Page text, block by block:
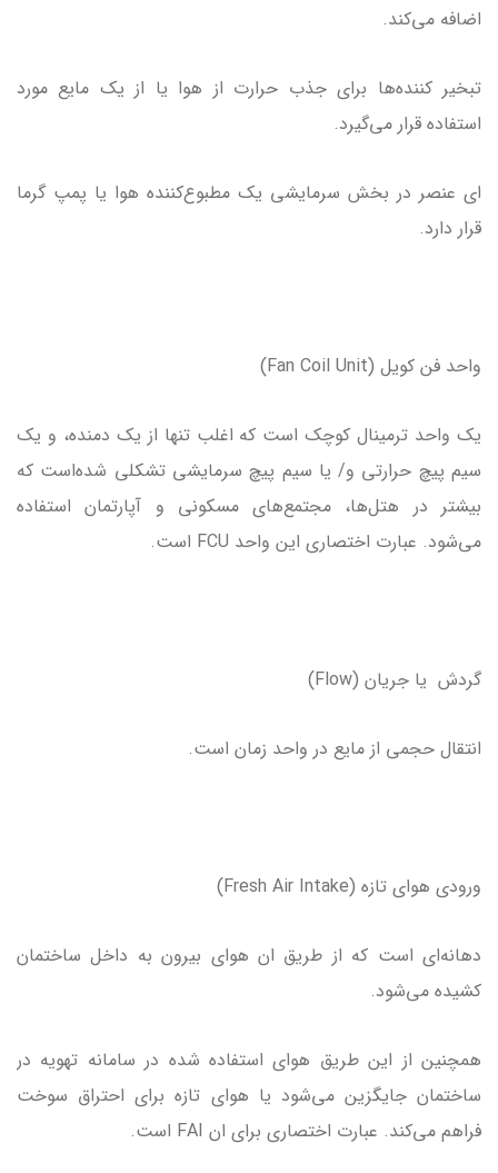
اضافه می‌کند.
تبخیر کننده‌ها برای جذب حرارت از هوا یا از یک مایع مورد
استفاده قرار می‌گیرد.
ای عنصر در بخش سرمایشی یک مطبوع‌کننده هوا یا پمپ گرما
قرار دارد.
واحد فن کویل (Fan Coil Unit)
یک واحد ترمینال کوچک است که اغلب تنها از یک دمنده، و یک
سیم پیچ حرارتی و/ یا سیم پیچ سرمایشی تشکلی شده‌است که
بیشتر در هتل‌ها، مجتمع‌های مسکونی و آپارتمان استفاده
می‌شود. عبارت اختصاری این واحد FCU است.
گردش یا جریان (Flow)
انتقال حجمی از مایع در واحد زمان است.
ورودی هوای تازه (Fresh Air Intake)
دهانه‌ای است که از طریق ان هوای بیرون به داخل ساختمان
کشیده می‌شود.
همچنین از این طریق هوای استفاده شده در سامانه تهویه در
ساختمان جایگزین می‌شود یا هوای تازه برای احتراق سوخت
فراهم می‌کند. عبارت اختصاری برای ان FAI است.